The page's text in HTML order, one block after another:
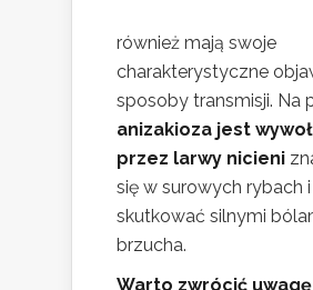
również mają swoje
charakterystyczne
sposoby transmisji. Na
anizakioza jest
przez larwy nicieni
się w surowych rybach
skutkować silnymi
brzucha.
Warto zwrócić